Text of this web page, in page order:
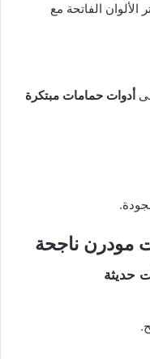
الألوان الفاتحة مع
أدوات حمامات مبتكرة
مودرن ناجحة